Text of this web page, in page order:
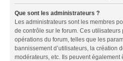
Que sont les administrateurs ?
Les administrateurs sont les membres
de contrôle sur le forum. Ces
opérations du forum, telles que les
bannissement d’utilisateurs, la création
modérateurs, etc. Ils peuvent également